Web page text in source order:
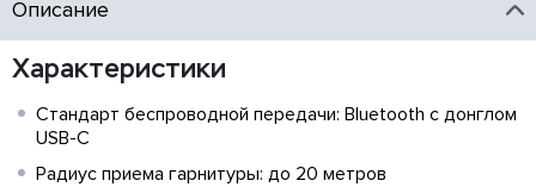
Описание
Характеристики
Стандарт беспроводной передачи: Bluetooth c донглом
USB-C
Радиус приема гарнитуры: до 20 метров